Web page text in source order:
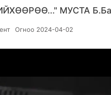
МУСТА
Огноо 2024-04-02